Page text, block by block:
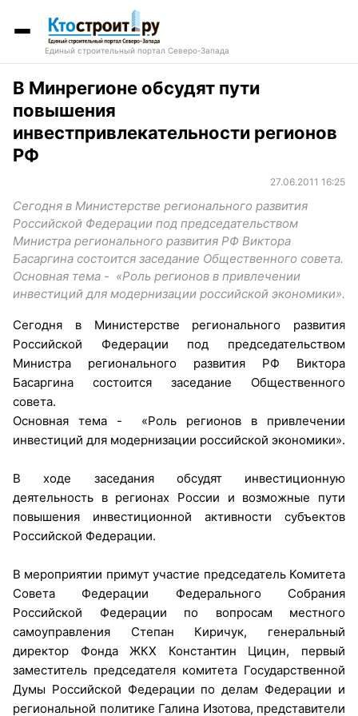
Единый строительный портал Северо-Запада
В Минрегионе обсудят пути
повышения
инвестпривлекательности регионов
РФ
27.06.2011 16:25
Сегодня в Министерстве регионального развития
Российской Федерации под председательством
Министра регионального развития РФ Виктора
Басаргина состоится заседание Общественного совета.
Основная тема - «Роль регионов в привлечении
инвестиций для модернизации российской экономики».
Сегодня в Министерстве регионального развития
Российской Федерации под председательством
Министра регионального развития РФ Виктора
Басаргина состоится заседание Общественного
совета.
Основная тема - «Роль регионов в привлечении
инвестиций для модернизации российской экономики».
В ходе заседания обсудят инвестиционную
деятельность в регионах России и возможные пути
повышения инвестиционной активности субъектов
Российской Федерации.
В мероприятии примут участие председатель Комитета
Совета Федерации Федерального Собрания
Российской Федерации по вопросам местного
самоуправления Степан Киричук, генеральный
директор Фонда ЖКХ Константин Цицин, первый
заместитель председателя комитета Государственной
Думы Российской Федерации по делам Федерации и
региональной политике Галина Изотова, представители